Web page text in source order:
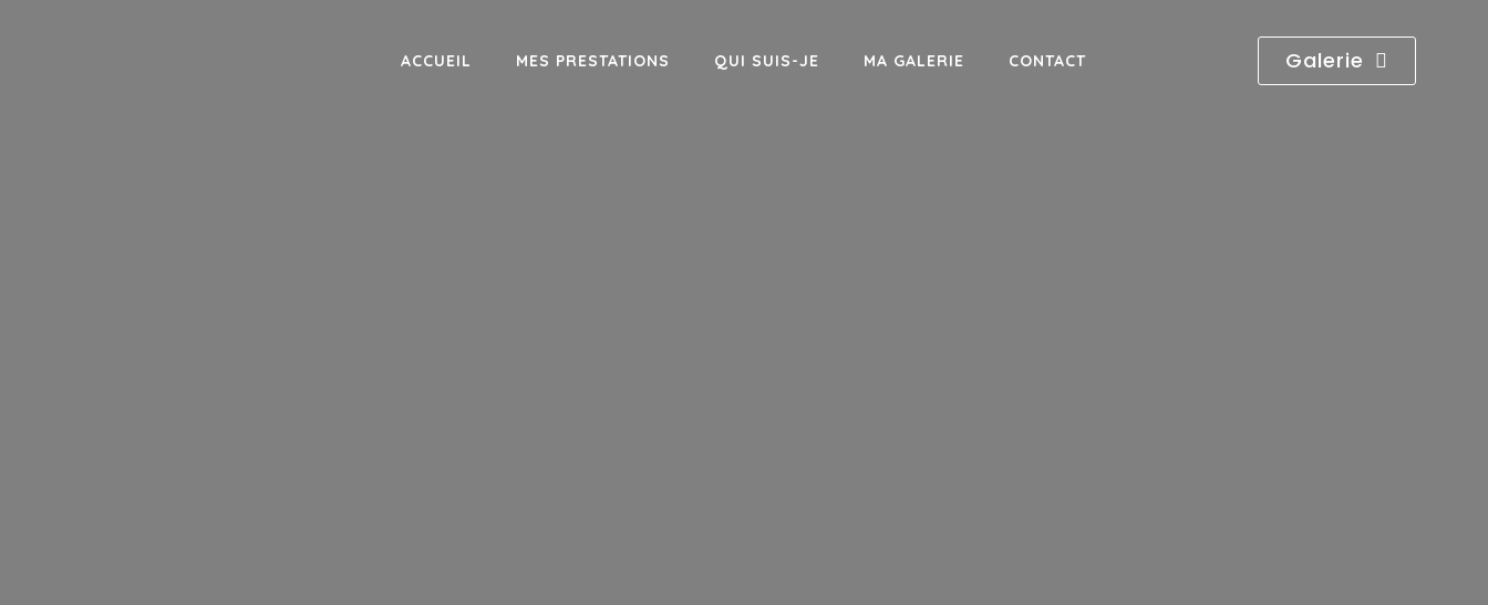
ACCUEIL MES PRESTATIONS QUI SUIS-JE MA GALERIE CONTACT Galerie